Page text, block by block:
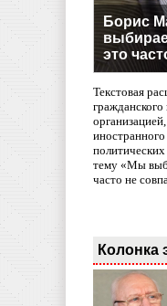
Борис
это
Текстовая
тему «Мы
часто не
Колонка